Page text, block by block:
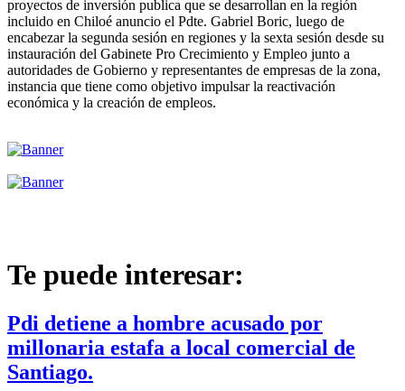
proyectos de inversión publica que se desarrollan en la región
incluido en Chiloé anuncio el Pdte. Gabriel Boric, luego de
encabezar la segunda sesión en regiones y la sexta sesión desde su
instauración del Gabinete Pro Crecimiento y Empleo junto a
autoridades de Gobierno y representantes de empresas de la zona,
instancia que tiene como objetivo impulsar la reactivación
económica y la creación de empleos.
Te puede interesar:
Pdi detiene a hombre acusado por
millonaria estafa a local comercial de
Santiago.